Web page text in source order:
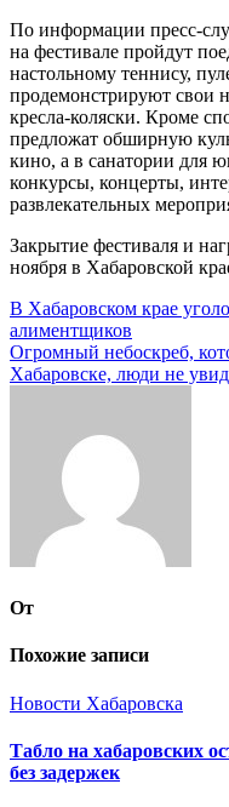
По информации пресс-
на фестивале пройдут
настольному теннису,
продемонстрируют свои
кресла-коляски. Кроме
предложат обширную
кино, а в санатории для
конкурсы, концерты,
развлекательных
Закрытие фестиваля и
ноября в Хабаровской
Навигация
по
записям
В Хабаровском крае
алиментщиков
Огромный небоскреб,
Хабаровске, люди не
От
Похожие записи
Новости Хабаровска
Табло на хабаровских
без задержек